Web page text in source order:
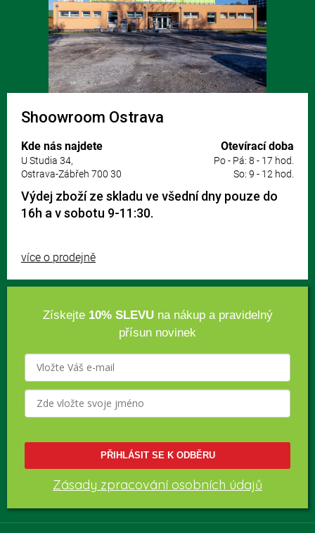
Shoowroom Ostrava
Kde nás najdete
U Studia 34,
Ostrava-Zábřeh 700 30
Otevírací doba
Po - Pá: 8 - 17 hod.
So: 9 - 12 hod.
Výdej zboží ze skladu ve všední dny pouze do
16h a v sobotu 9-11:30.
více o prodejně
Získejte 10% SLEVUna nákup a pravidelný
přísun novinek
PŘIHLÁSIT SE K ODBĚRU
Zásady zpracování osobních údajů